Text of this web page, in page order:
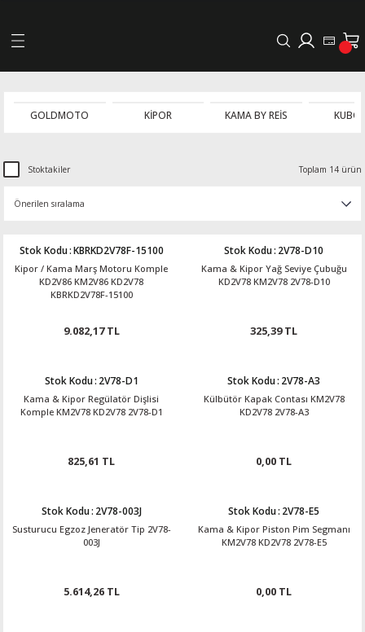
GOLDMOTO KİPOR KAMA BY REİS
Stoktakiler Toplam 14 ürün
Stok Kodu:KBRKD2V78F-15100
Kipor / Kama Marş Motoru Komple
KD2V86 KM2V86 KD2V78
KBRKD2V78F-15100
9.082,17 TL
Stok Kodu: 2V78-D10
Kama & Kipor Yağ Seviye Çubuğu
KD2V78 KM2V78 2V78-D10
325,39 TL
Stok Kodu: 2V78-D1
Kama & Kipor Regülatör Dişlisi
Komple KM2V78 KD2V78 2V78-D1
825,61 TL
Stok Kodu: 2V78-A3
Külbütör Kapak Contası KM2V78
KD2V78 2V78-A3
0,00 TL
Stok Kodu: 2V78-003J
Susturucu Egzoz Jeneratör Tip 2V78-
003J
5.614,26 TL
Stok Kodu: 2V78-E5
Kama & Kipor Piston Pim Segmanı
KM2V78 KD2V78 2V78-E5
0,00 TL